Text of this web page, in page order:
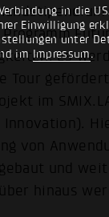
in die
Einwilligung
unter
imImpressum.
Es
Tour
im
von
und
hinaus